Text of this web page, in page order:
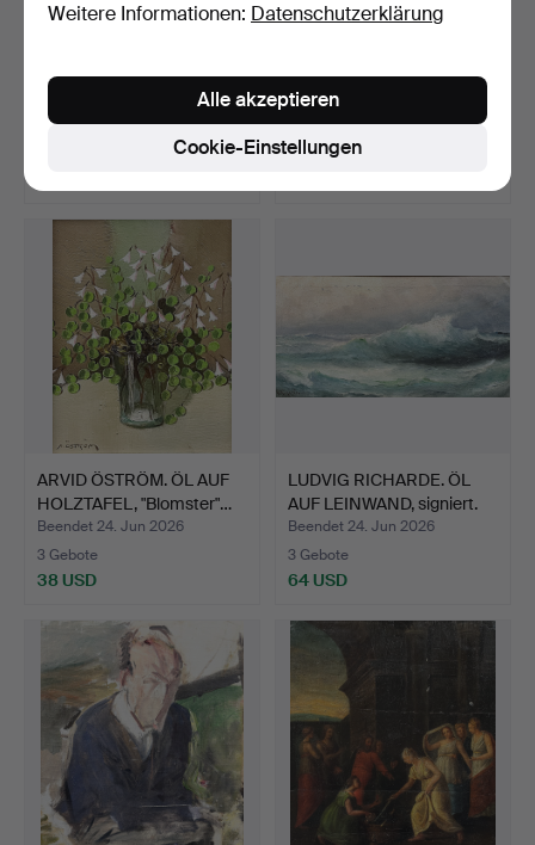
GÖSTA FALK. ÖL AUF
Beendet 28. Jun 2026
AQUARELL,
"Blumenstillleben", signiert.
Beendet 25. Jun 2026
1 Gebot
ARVID ÖSTRÖM. ÖL AUF
HOLZTAFEL, "Blomster"…
Beendet 24. Jun 2026
3 Gebote
38 USD
LUDVIG RICHARDE. ÖL
AUF LEINWAND, signiert.
Beendet 24. Jun 2026
3 Gebote
64 USD
Weitere Informationen: Datenschutzerklärung
Cookie-Einstellungen
Alle akzeptieren